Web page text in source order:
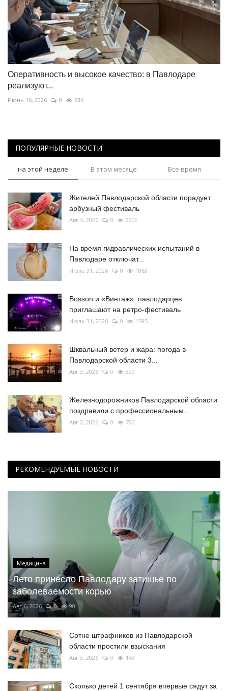
Оперативность и высокое качество: в Павлодаре
реализуют...
Июнь 16, 2026 0 636
ПОПУЛЯРНЫЕ НОВОСТИ
на этой неделе В этом месяце Все время
Жителей Павлодарской области порадует
арбузный фестиваль
Авг 4, 2026 0 2200
На время гидравлических испытаний в
Павлодаре отключат...
Июль 31, 2026 0 1863
Bosson и «Винтаж»: павлодарцев
приглашают на ретро-фестиваль
Июль 31, 2026 0 1595
Шквальный ветер и жара: погода в
Павлодарской области 3...
Авг 3, 2026 0 829
Железнодорожников Павлодарской области
поздравили с профессиональным...
Авг 2, 2026 0 790
РЕКОМЕНДУЕМЫЕ НОВОСТИ
Медицина
Лето принесло Павлодару затишье по
заболеваемости корью
Авг 6, 2026 0 90
Сотне штрафников из Павлодарской
области простили взыскания
Авг 3, 2026 0 149
Сколько детей 1 сентября впервые сядут за